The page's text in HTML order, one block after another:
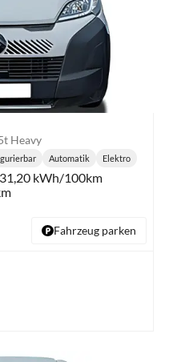
Heavy
Getriebe:
Automatik
Kraftstoff:
Elektro
31,20 kWh/100km
Fahrzeug parken